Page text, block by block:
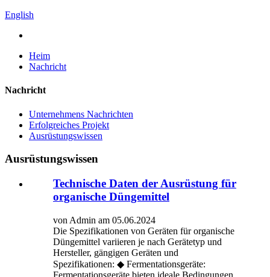
English
Heim
Nachricht
Nachricht
Unternehmens Nachrichten
Erfolgreiches Projekt
Ausrüstungswissen
Ausrüstungswissen
Technische Daten der Ausrüstung für
organische Düngemittel
von Admin am 05.06.2024
Die Spezifikationen von Geräten für organische
Düngemittel variieren je nach Gerätetyp und
Hersteller, gängigen Geräten und
Spezifikationen: ◆ Fermentationsgeräte:
Fermentationsgeräte bieten ideale Bedingungen